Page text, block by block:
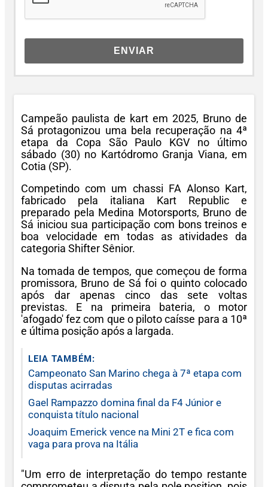
ENVIAR
Campeão paulista de kart em 2025, Bruno de
Sá protagonizou uma bela recuperação na 4ª
etapa da Copa São Paulo KGV no último
sábado (30) no Kartódromo Granja Viana, em
Cotia (SP).
Competindo com um chassi FA Alonso Kart,
fabricado pela italiana Kart Republic e
preparado pela Medina Motorsports, Bruno de
Sá iniciou sua participação com bons treinos e
boa velocidade em todas as atividades da
categoria Shifter Sênior.
Na tomada de tempos, que começou de forma
promissora, Bruno de Sá foi o quinto colocado
após dar apenas cinco das sete voltas
previstas. E na primeira bateria, o motor
'afogado' fez com que o piloto caísse para a 10ª
e última posição após a largada.
LEIA TAMBÉM:
Campeonato San Marino chega à 7ª etapa com
disputas acirradas
Gael Rampazzo domina final da F4 Júnior e
conquista título nacional
Joaquim Emerick vence na Mini 2T e fica com
vaga para prova na Itália
"Um erro de interpretação do tempo restante